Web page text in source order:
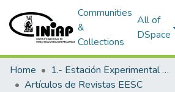
Communities
&
Collections
All of
DSpace
Home
1.- Estación Experimental Santa Catalina
Artículos de Revistas EESC